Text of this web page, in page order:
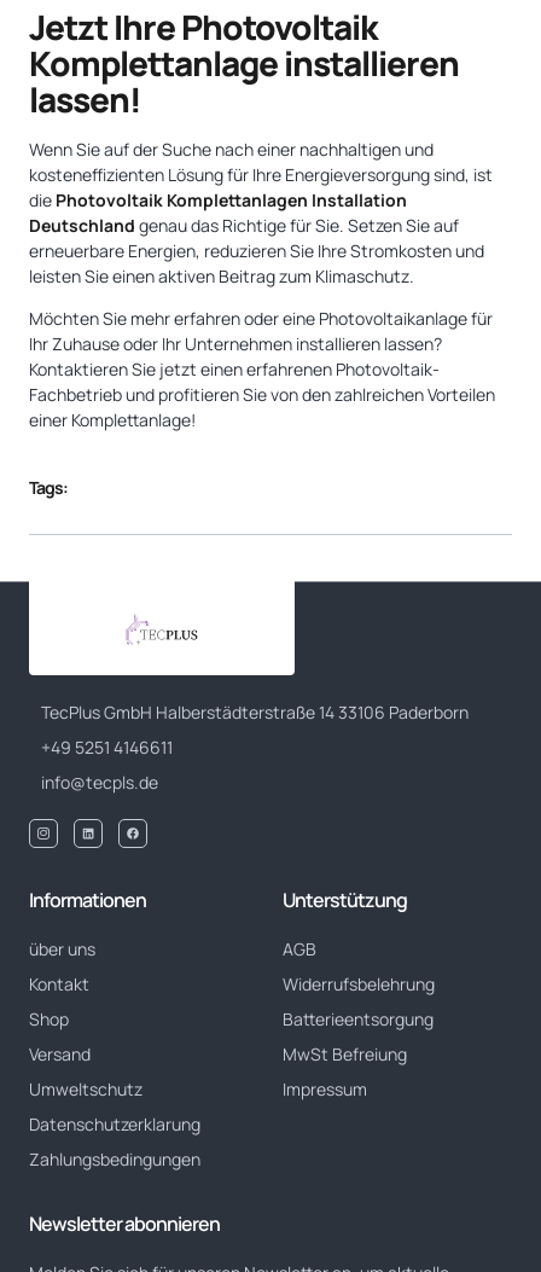
Jetzt Ihre Photovoltaik
Komplettanlage installieren
lassen!
Wenn Sie auf der Suche nach einer nachhaltigen und
kosteneffizienten Lösung für Ihre Energieversorgung sind, ist
die Photovoltaik Komplettanlagen Installation
Deutschland genau das Richtige für Sie. Setzen Sie auf
erneuerbare Energien, reduzieren Sie Ihre Stromkosten und
leisten Sie einen aktiven Beitrag zum Klimaschutz.
Möchten Sie mehr erfahren oder eine Photovoltaikanlage für
Ihr Zuhause oder Ihr Unternehmen installieren lassen?
Kontaktieren Sie jetzt einen erfahrenen Photovoltaik-
Fachbetrieb und profitieren Sie von den zahlreichen Vorteilen
einer Komplettanlage!
Tags:
TecPlus GmbH Halberstädterstraße 14 33106 Paderborn
+49 5251 4146611
info@tecpls.de
Informationen
über uns
Kontakt
Shop
Versand
Umweltschutz
Datenschutzerklarung
Zahlungsbedingungen
Unterstützung
AGB
Widerrufsbelehrung
Batterieentsorgung
MwSt Befreiung
Impressum
Newsletter abonnieren